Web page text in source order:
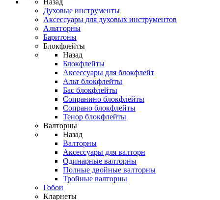
Назад
Духовые инструменты
Аксессуары для духовых инструментов
Альтгорны
Баритоны
Блокфлейты
Назад
Блокфлейты
Аксессуары для блокфлейт
Альт блокфлейты
Бас блокфлейты
Сопранино блокфлейты
Сопрано блокфлейты
Тенор блокфлейты
Валторны
Назад
Валторны
Аксессуары для валторн
Одинарные валторны
Полные двойные валторны
Тройные валторны
Гобои
Кларнеты